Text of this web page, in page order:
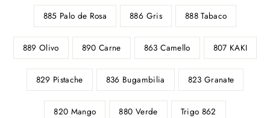
885 Palo de Rosa 886 Gris 888 Tabaco
889 Olivo 890 Carne 863 Camello 807 KAKI
829 Pistache 836 Bugambilia 823 Granate
820 Mango 880 Verde Trigo 862